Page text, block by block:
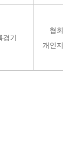
경기
협
개인